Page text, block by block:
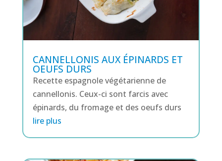
CANNELLONIS AUX ÉPINARDS ET
OEUFS DURS
Recette espagnole végétarienne de
cannellonis. Ceux-ci sont farcis avec
épinards, du fromage et des oeufs durs
lire plus